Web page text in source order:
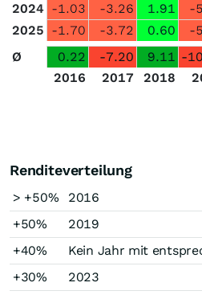
2024 -1.03 -3.26 1.91 -
2025 -1.70 -3.72 0.60 -
Ø
0.22 -7.20 9.11 -
2016
2017 2018
Renditeverteilung
> +50%
2016
+50%
2019
+40%
Kein Jahr mit
+30%
2023